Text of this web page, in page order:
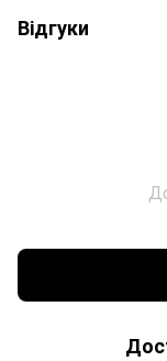
Відгуки